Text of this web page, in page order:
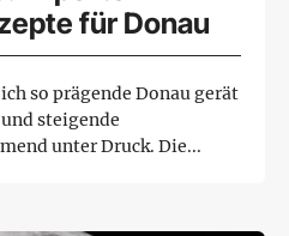
für Donau
so prägende Donau gerät
steigende
unter Druck. Die...